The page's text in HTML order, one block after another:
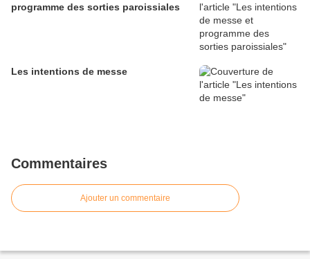
programme des sorties paroissiales
Les intentions de messe
Commentaires
Ajouter un commentaire